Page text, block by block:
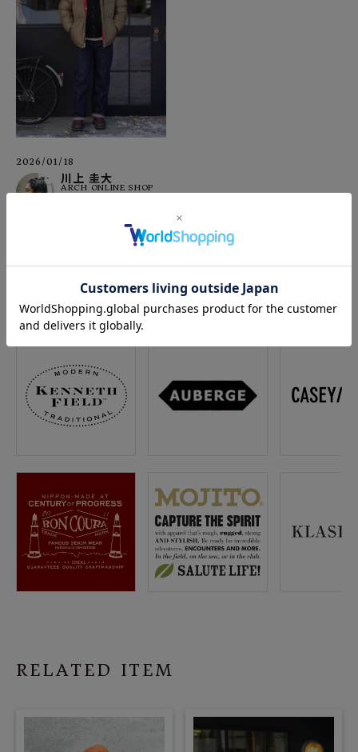
2026/01/18
川上 圭大
ARCH ONLINE SHOP
PICK UP BRAND
RELATED ITEM